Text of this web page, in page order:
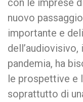
nuovo
importante e
pandemia, ha
le prospettive e
soprattutto di